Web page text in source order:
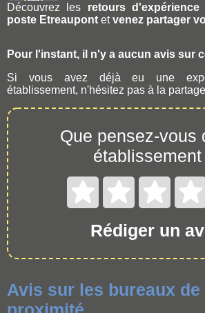
Découvrez les retours
poste Etreaupont etvenez partager
Pour l'instant, il n'y a aucun avis sur
Si vous avez déjà eu une
établissement, n'hésitez pas à la
Que pensez-vous
établissement
Rédiger un
Avis sur les bureaux de